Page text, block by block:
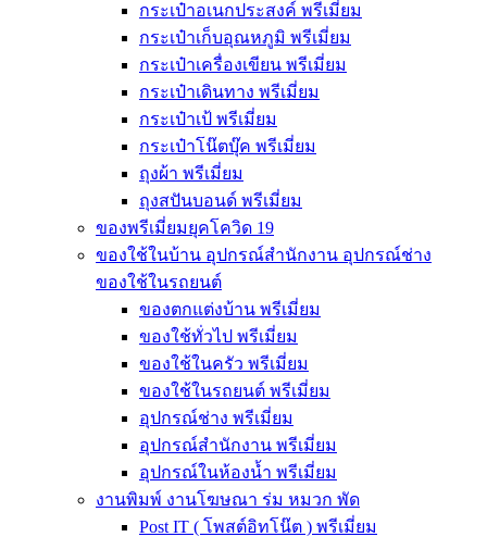
กระเป๋าอเนกประสงค์ พรีเมี่ยม
กระเป๋าเก็บอุณหภูมิ พรีเมี่ยม
กระเป๋าเครื่องเขียน พรีเมี่ยม
กระเป๋าเดินทาง พรีเมี่ยม
กระเป๋าเป้ พรีเมี่ยม
กระเป๋าโน๊ตบุ๊ค พรีเมี่ยม
ถุงผ้า พรีเมี่ยม
ถุงสปันบอนด์ พรีเมี่ยม
ของพรีเมี่ยมยุคโควิด 19
ของใช้ในบ้าน อุปกรณ์สำนักงาน อุปกรณ์ช่าง
ของใช้ในรถยนต์
ของตกแต่งบ้าน พรีเมี่ยม
ของใช้ทั่วไป พรีเมี่ยม
ของใช้ในครัว พรีเมี่ยม
ของใช้ในรถยนต์ พรีเมี่ยม
อุปกรณ์ช่าง พรีเมี่ยม
อุปกรณ์สำนักงาน พรีเมี่ยม
อุปกรณ์ในห้องน้ำ พรีเมี่ยม
งานพิมพ์ งานโฆษณา ร่ม หมวก พัด
Post IT ( โพสต์อิทโน๊ต ) พรีเมี่ยม